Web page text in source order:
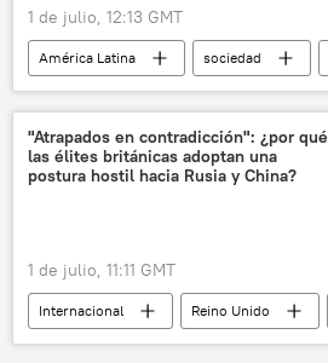
1 de julio, 12:13 GMT
América Latina sociedad
📰 Terremoto en Venezuela (2026)
"Atrapados en contradicción": ¿por qué
las élites británicas adoptan una
postura hostil hacia Rusia y China?
1 de julio, 11:11 GMT
Internacional Reino Unido
George Galloway
Keir Starmer